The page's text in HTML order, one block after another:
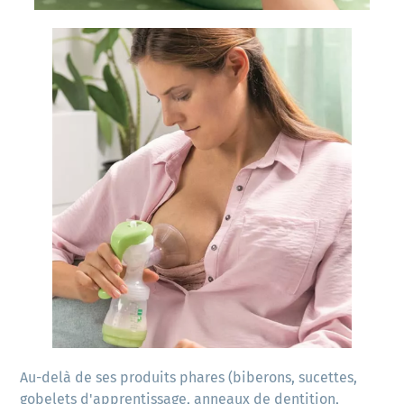
Au-delà de ses produits phares (biberons, sucettes,
gobelets d'apprentissage, anneaux de dentition,